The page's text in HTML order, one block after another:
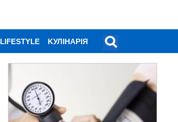
LIFESTYLE KУЛІНАРІЯ